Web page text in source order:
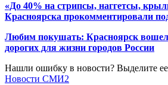
«До 40% на стрипсы, наггетсы,
Красноярска прокомментировали
Любим покушать: Красноярск
дорогих для жизни городов России
Нашли ошибку в новости? Выделите
Новости СМИ2